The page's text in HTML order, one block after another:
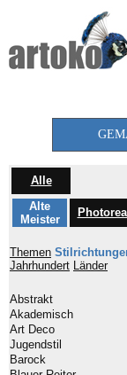
Alle
Alte
Meister
Themen
Jahrhundert Länder
Abstrakt
Akademisch
Art Deco
Jugendstil
Barock